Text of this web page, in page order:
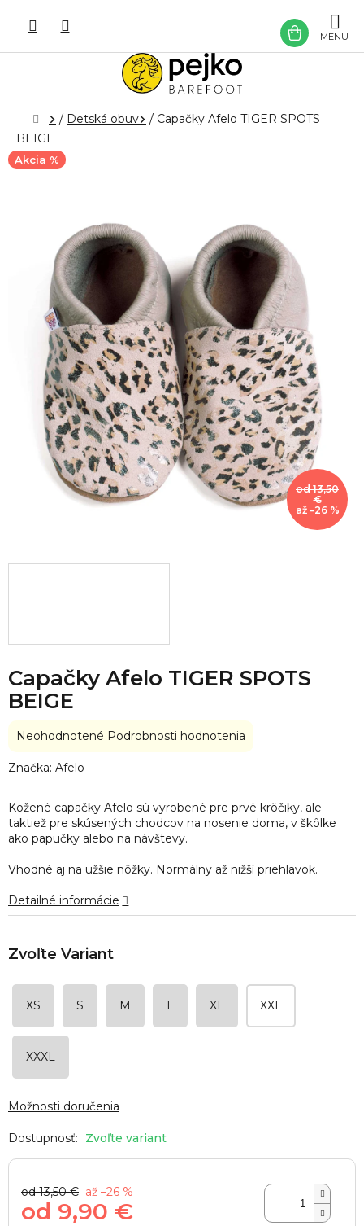
obsah
Domov
/ Detská obuv / Capačky Afelo TIGER SPOTS
BEIGE
Akcia %
od 13,50
€
až –26 %
Capačky Afelo TIGER SPOTS
BEIGE
Zvoľte variant
XS S M L XL XXL
XXXL
Možnosti doručenia
od 13,50 € až –26 %
od 9,90 €
Kožené capačky Afelo sú vyrobené pre prvé krôčiky, ale
taktiež pre skúsených chodcov na nosenie doma, v škôlke
ako papučky alebo na návštevy.
Vhodné aj na užšie nôžky. Normálny až nižší priehlavok.
Detailné informácie
Priemerné
produktu
z
5
hviezdičiek.
Neohodnotené Podrobnosti hodnotenia
Značka: Afelo